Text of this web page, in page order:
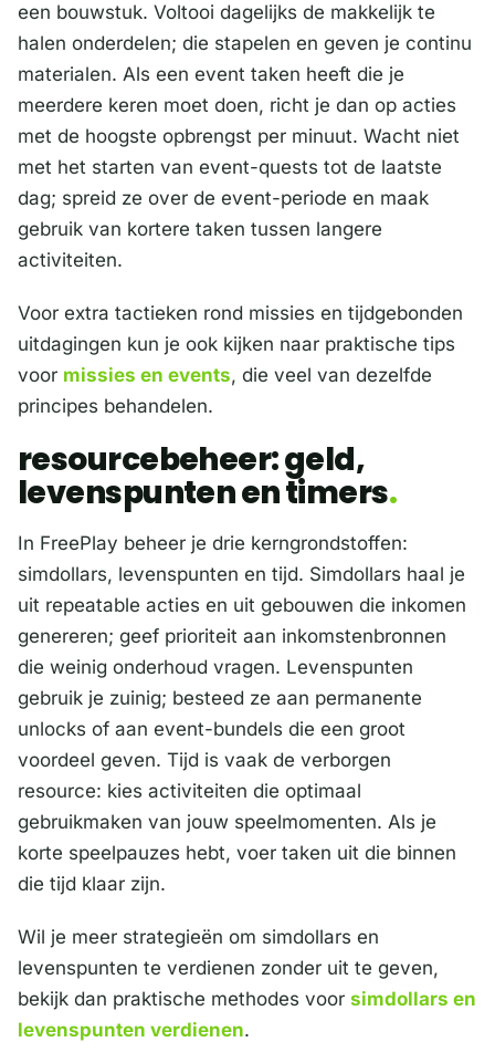
een bouwstuk. Voltooi dagelijks de makkelijk te
halen onderdelen; die stapelen en geven je continu
materialen. Als een event taken heeft die je
meerdere keren moet doen, richt je dan op acties
met de hoogste opbrengst per minuut. Wacht niet
met het starten van event-quests tot de laatste
dag; spreid ze over de event-periode en maak
gebruik van kortere taken tussen langere
activiteiten.
Voor extra tactieken rond missies en tijdgebonden
uitdagingen kun je ook kijken naar praktische tips
voor missies en events, die veel van dezelfde
principes behandelen.
resourcebeheer: geld,
levenspunten en timers
In FreePlay beheer je drie kerngrondstoffen:
simdollars, levenspunten en tijd. Simdollars haal je
uit repeatable acties en uit gebouwen die inkomen
genereren; geef prioriteit aan inkomstenbronnen
die weinig onderhoud vragen. Levenspunten
gebruik je zuinig; besteed ze aan permanente
unlocks of aan event-bundels die een groot
voordeel geven. Tijd is vaak de verborgen
resource: kies activiteiten die optimaal
gebruikmaken van jouw speelmomenten. Als je
korte speelpauzes hebt, voer taken uit die binnen
die tijd klaar zijn.
Wil je meer strategieën om simdollars en
levenspunten te verdienen zonder uit te geven,
bekijk dan praktische methodes voor simdollars en
levenspunten verdienen.